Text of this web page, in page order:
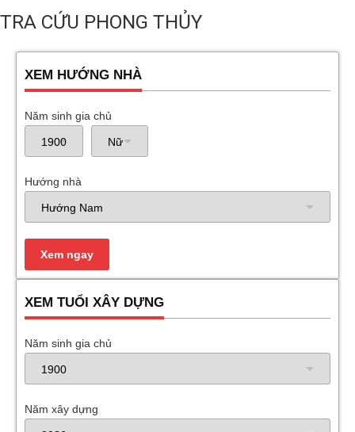
TRA CỨU PHONG THỦY
XEM HƯỚNG NHÀ
Năm sinh gia chủ
Hướng nhà
XEM TUỔI XÂY DỰNG
Năm sinh gia chủ
Năm xây dựng